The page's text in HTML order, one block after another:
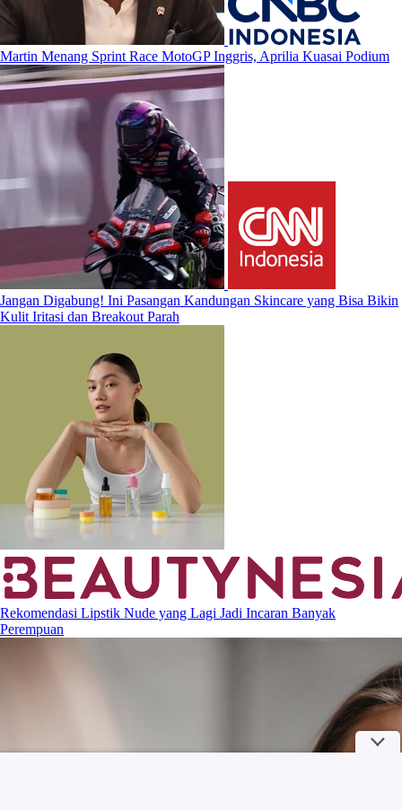
Martin Menang Sprint Race MotoGP Inggris, Aprilia Kuasai Podium
Jangan Digabung! Ini Pasangan Kandungan Skincare yang Bisa Bikin
Kulit Iritasi dan Breakout Parah
Rekomendasi Lipstik Nude yang Lagi Jadi Incaran Banyak
Perempuan